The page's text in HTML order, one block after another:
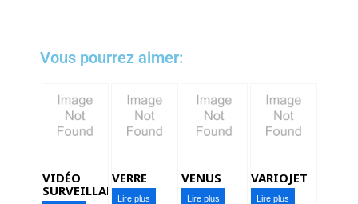
Vous pourrez aimer:
VIDÉO
SURVEILLANCE
VERRE
Lire plus
VENUS
Lire plus
VARIOJET
Lire plus